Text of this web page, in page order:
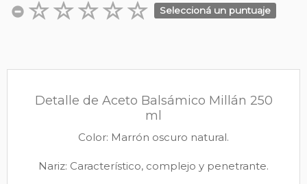
Seleccioná un puntuaje
Detalle de Aceto Balsámico Millán 250
ml
Color: Marrón oscuro natural.
Nariz: Característico, complejo y penetrante.